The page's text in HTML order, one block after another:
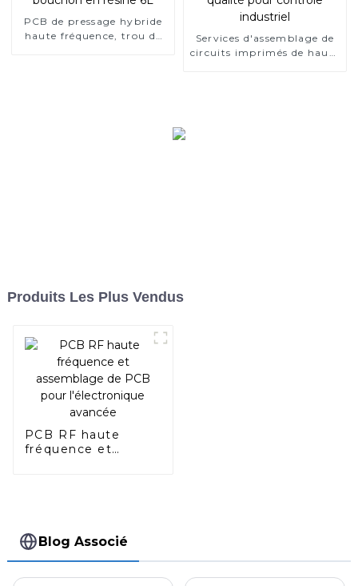
PCB de pressage hybride
haute fréquence, trou de
Services d'assemblage de
circuits imprimés de haute
Produits Les Plus Vendus
PCB RF haute
fréquence et
Blog Associé